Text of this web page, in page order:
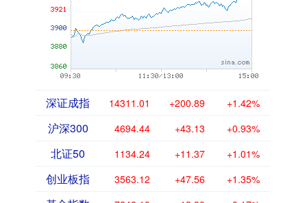
深证成指 14311.01 +200.89 +1.42%
沪深300 4694.44 +43.13 +0.93%
北证50 1134.24 +11.37 +1.01%
创业板指 3563.12 +47.56 +1.35%